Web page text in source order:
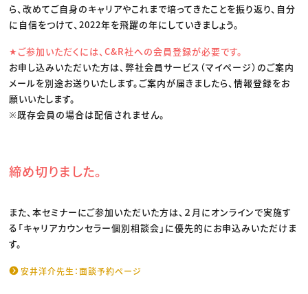
ら、改めてご自身のキャリアやこれまで培ってきたことを振り返り、自分
に自信をつけて、2022年を飛躍の年にしていきましょう。
★ご参加いただくには、C&R社への会員登録が必要です。
お申し込みいただいた方は、弊社会員サービス（マイページ）のご案内
メールを別途お送りいたします。ご案内が届きましたら、情報登録をお
願いいたします。
※既存会員の場合は配信されません。
締め切りました。
また、本セミナーにご参加いただいた方は、２月にオンラインで実施す
る「キャリアカウンセラー個別相談会」に優先的にお申込みいただけま
す。
安井洋介先生：面談予約ページ